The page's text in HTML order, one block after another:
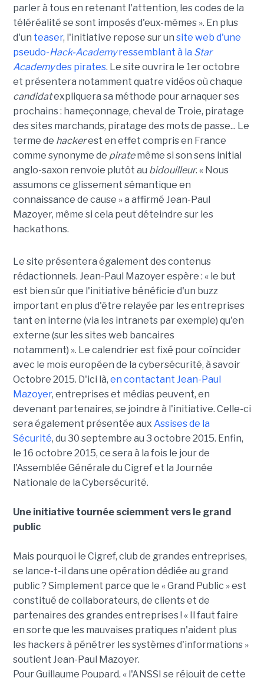
parler à tous en retenant l'attention, les codes de la
téléréalité se sont imposés d'eux-mêmes ». En plus
d'un teaser, l'initiative repose sur un site web d'une
pseudo-Hack-Academyressemblant à la Star
Academydes pirates. Le site ouvrira le 1er octobre
et présentera notamment quatre vidéos où chaque
candidatexpliquera sa méthode pour arnaquer ses
prochains : hameçonnage, cheval de Troie, piratage
des sites marchands, piratage des mots de passe... Le
terme de hackerest en effet compris en France
comme synonyme de piratemême si son sens initial
anglo-saxon renvoie plutôt au bidouilleur. « Nous
assumons ce glissement sémantique en
connaissance de cause » a affirmé Jean-Paul
Mazoyer, même si cela peut déteindre sur les
hackathons.
Le site présentera également des contenus
rédactionnels. Jean-Paul Mazoyer espère : « le but
est bien sûr que l'initiative bénéficie d'un buzz
important en plus d'être relayée par les entreprises
tant en interne (via les intranets par exemple) qu'en
externe (sur les sites web bancaires
notamment) ». Le calendrier est fixé pour coïncider
avec le mois européen de la cybersécurité, à savoir
Octobre 2015. D'ici là, en contactant Jean-Paul
Mazoyer, entreprises et médias peuvent, en
devenant partenaires, se joindre à l'initiative. Celle-ci
sera également présentée aux Assises de la
Sécurité, du 30 septembre au 3 octobre 2015. Enfin,
le 16 octobre 2015, ce sera à la fois le jour de
l'Assemblée Générale du Cigref et la Journée
Nationale de la Cybersécurité.
Une initiative tournée sciemment vers le grand
public
Mais pourquoi le Cigref, club de grandes entreprises,
se lance-t-il dans une opération dédiée au grand
public ? Simplement parce que le « Grand Public » est
constitué de collaborateurs, de clients et de
partenaires des grandes entreprises ! « Il faut faire
en sorte que les mauvaises pratiques n'aident plus
les hackers à pénétrer les systèmes d'informations »
soutient Jean-Paul Mazoyer.
Pour Guillaume Poupard, « l'ANSSI se réjouit de cette